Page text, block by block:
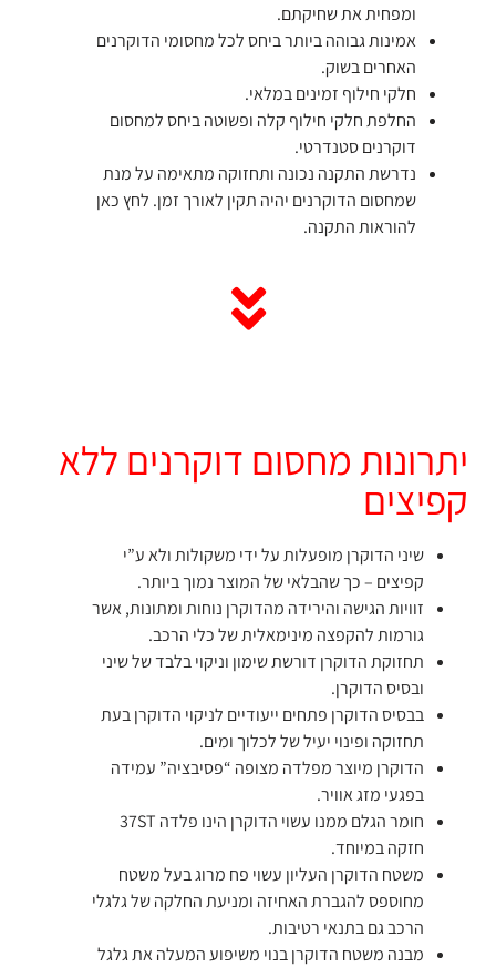
ומפחית את שחיקתם.
אמינות גבוהה ביותר ביחס לכל מחסומי הדוקרנים
האחרים בשוק.
חלקי חילוף זמינים במלאי.
החלפת חלקי חילוף קלה ופשוטה ביחס למחסום
דוקרנים סטנדרטי.
נדרשת התקנה נכונה ותחזוקה מתאימה על מנת
שמחסום הדוקרנים יהיה תקין לאורך זמן. לחץ כאן
להוראות התקנה.
יתרונות מחסום דוקרנים ללא
קפיצים
שיני הדוקרן מופעלות על ידי משקולות ולא ע”י
קפיצים – כך שהבלאי של המוצר נמוך ביותר.
זוויות הגישה והירידה מהדוקרן נוחות ומתונות, אשר
גורמות להקפצה מינימאלית של כלי הרכב.
תחזוקת הדוקרן דורשת שימון וניקוי בלבד של שיני
ובסיס הדוקרן.
בבסיס הדוקרן פתחים ייעודיים לניקוי הדוקרן בעת
תחזוקה ופינוי יעיל של לכלוך ומים.
הדוקרן מיוצר מפלדה מצופה “פסיבציה” עמידה
בפגעי מזג אוויר.
חומר הגלם ממנו עשוי הדוקרן הינו פלדה 37ST
חזקה במיוחד.
משטח הדוקרן העליון עשוי פח מרוג בעל משטח
מחוספס להגברת האחיזה ומניעת החלקה של גלגלי
הרכב גם בתנאי רטיבות.
מבנה משטח הדוקרן בנוי משיפוע המעלה את גלגל